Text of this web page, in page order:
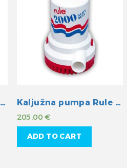
Cijev 15 mm armirana PVC Kaljužna pumpa Rule 2000GPH 12V
205,00€
ADD TO CART